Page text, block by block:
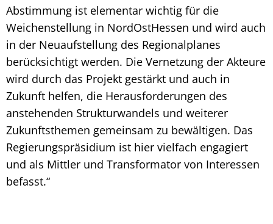
Abstimmung ist elementar wichtig für die
Weichenstellung in NordOstHessen und wird auch
in der Neuaufstellung des Regionalplanes
berücksichtigt werden. Die Vernetzung der Akteure
wird durch das Projekt gestärkt und auch in
Zukunft helfen, die Herausforderungen des
anstehenden Strukturwandels und weiterer
Zukunftsthemen gemeinsam zu bewältigen. Das
Regierungspräsidium ist hier vielfach engagiert
und als Mittler und Transformator von Interessen
befasst.“